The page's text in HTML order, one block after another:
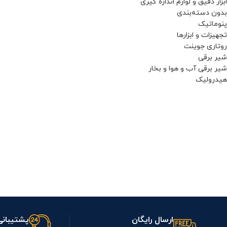
بدون دسته‌بندی
پنوماتیک
تجهيزات و ابزارها
روتاری جوینت
شیر برقی
شیر برقی آب و هوا و بخار
هیدرولیک
ارسال رایگان پشتیبانی 7/